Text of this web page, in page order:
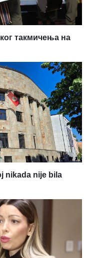
такмичења на
nikada nije bila